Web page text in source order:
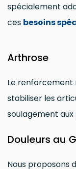
spécialement
ces besoins
Arthrose
Le renforcement
stabiliser les
soulagement
Douleurs au
Nous proposons